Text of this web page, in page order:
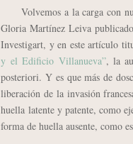
Volvemos a la carga con
Gloria Martínez Leiva
Investigart, y en este artículo
y el Edificio Villanueva”, la
posteriori. Y es que más de
liberación de la invasión
huella latente y patente, como
forma de huella ausente, como